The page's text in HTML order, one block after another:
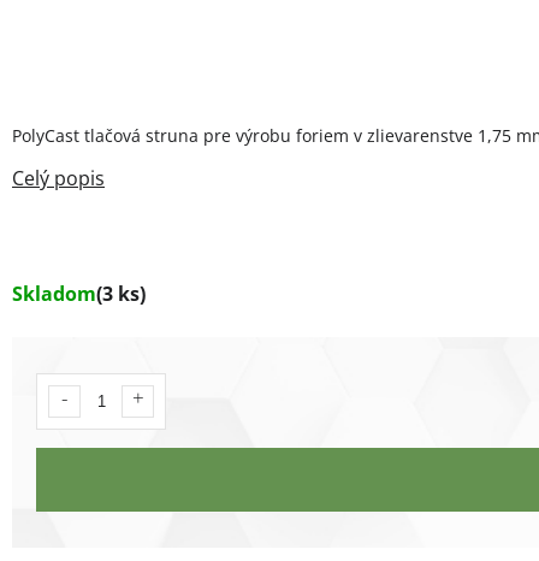
Skladom(3 ks)
PolyCast tlačová struna pre výrobu foriem v zlievarenstve 1,75